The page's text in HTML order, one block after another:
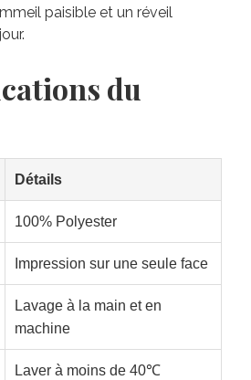
paisible et un réveil
du
Détails
100% Polyester
Impression sur une seule face
Lavage à la main et en
machine
Laver à moins de 40℃